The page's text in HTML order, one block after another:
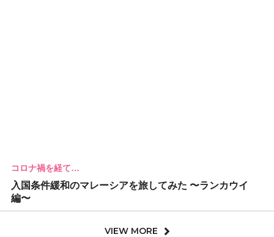
コロナ禍を経て…
入国条件緩和のマレーシアを旅してみた 〜ランカウイ
編〜
VIEW MORE